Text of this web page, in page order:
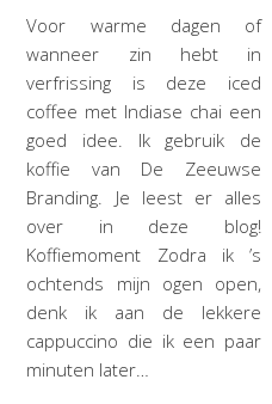
Voor warme dagen of
wanneer zin hebt in
verfrissing is deze iced
coffee met Indiase chai een
goed idee. Ik gebruik de
koffie van De Zeeuwse
Branding. Je leest er alles
over in deze blog!
Koffiemoment Zodra ik ’s
ochtends mijn ogen open,
denk ik aan de lekkere
cappuccino die ik een paar
minuten later…